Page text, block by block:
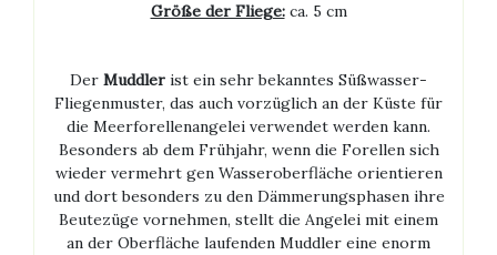
Größe der Fliege:ca. 5 cm
Der Muddler ist ein sehr bekanntes Süßwasser-
Fliegenmuster, das auch vorzüglich an der Küste für
die Meerforellenangelei verwendet werden kann.
Besonders ab dem Frühjahr, wenn die Forellen sich
wieder vermehrt gen Wasseroberfläche orientieren
und dort besonders zu den Dämmerungsphasen ihre
Beutezüge vornehmen, stellt die Angelei mit einem
an der Oberfläche laufenden Muddler eine enorm